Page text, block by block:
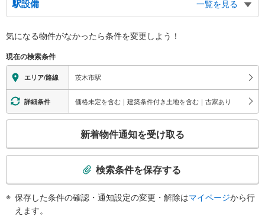
駅設備
一覧を見る
※段差なしでの移動経路
地上⇔改札⇔ホーム：○
エレベータ
・各ホーム⇔改札
・各改札⇔地上
エスカレータ
トイレ
その他
・ＡＥＤ
・触知図式案内板
気になる物件がなかったら条件を変更しよう！
現在の検索条件
エリア/路線 茨木市駅
詳細条件 価格未定を含む｜建築条件付き土地を含む｜古家あり
検
新着物件通知を受け取る
検索条件を保存する
保存した条件の確認・通知設定の変更・解除はマイページから行
えます。